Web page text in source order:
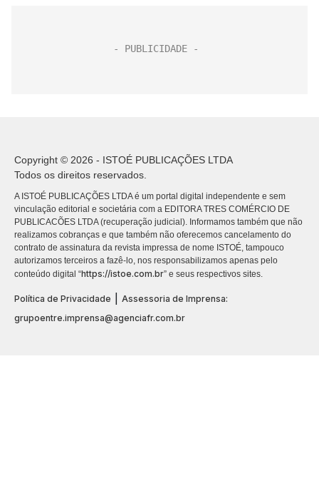
Copyright © 2026 - ISTOÉ PUBLICAÇÕES LTDA
Todos os direitos reservados.
A ISTOÉ PUBLICAÇÕES LTDA é um portal digital independente e sem
vinculação editorial e societária com a EDITORA TRES COMÉRCIO DE
PUBLICACÕES LTDA (recuperação judicial). Informamos também que não
realizamos cobranças e que também não oferecemos cancelamento do
contrato de assinatura da revista impressa de nome ISTOÉ, tampouco
autorizamos terceiros a fazê-lo, nos responsabilizamos apenas pelo
conteúdo digital “https://istoe.com.br” e seus respectivos sites.
Política de Privacidade
Assessoria de Imprensa:
grupoentre.imprensa@agenciafr.com.br